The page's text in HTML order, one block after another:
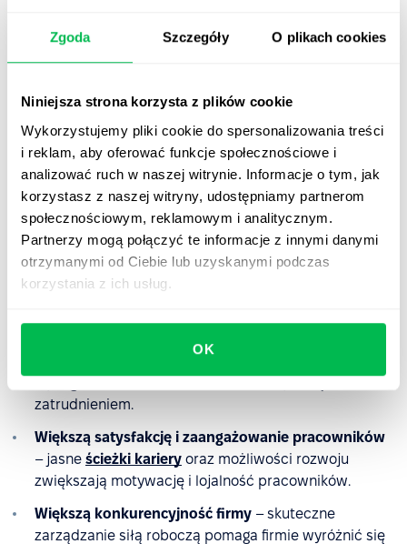
Zgoda Szczegóły O plikach cookies
Niniejsza strona korzysta z plików cookie
Wykorzystujemy pliki cookie do spersonalizowania treści
i reklam, aby oferować funkcje społecznościowe i
analizować ruch w naszej witrynie. Informacje o tym, jak
korzystasz z naszej witryny, udostępniamy partnerom
społecznościowym, reklamowym i analitycznym.
Partnerzy mogą połączyć te informacje z innymi danymi
otrzymanymi od Ciebie lub uzyskanymi podczas
korzystania z ich usług.
OK
zaplanowana siła robocza oznacza lepsze
Lepszą adaptację do zmian rynkowych
szybsze dostosowanie się do nowych technologii,
trendów i potrzeb klientów.
Zapobieganie niedoborom kadrowym
– pomaga
uniknąć braków kadrowych w kluczowych obszarach
Wsparcie strategii rozwoju firmy– pozwala
planowaćrozwój kompetencji pracowników
zatrudnieniem.
Większą satysfakcję i zaangażowanie pracowników
– jasne ścieżki kariery oraz możliwości rozwoju
zwiększają motywację i lojalność pracowników.
Większą konkurencyjność firmy – skuteczne
zarządzanie siłą roboczą pomaga firmie wyróżnić się